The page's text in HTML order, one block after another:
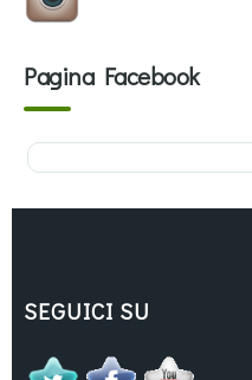
Pagina Facebook
SEGUICI SU